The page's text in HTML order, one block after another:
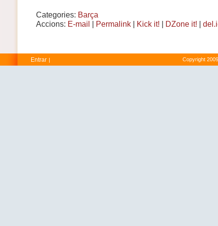
Categories: Barça
Accions: E-mail | Permalink| Kick it! | DZone it! |
Entrar | Copyright